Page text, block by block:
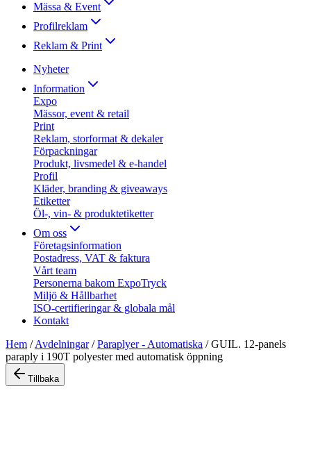
Mässa & Event
Profilreklam
Reklam & Print
Nyheter
Information
Expo
Mässor, event & retail
Print
Reklam, storformat & dekaler
Förpackningar
Produkt, livsmedel & e-handel
Profil
Kläder, branding & giveaways
Etiketter
Öl-, vin- & produktetiketter
Om oss
Företagsinformation
Postadress, VAT & faktura
Vårt team
Personerna bakom ExpoTryck
Miljö & Hållbarhet
ISO-certifieringar & globala mål
Kontakt
Hem /Avdelningar/Paraplyer - Automatiska /GUIL. 12-panels
paraply i 190T polyester med automatisk öppning
Tillbaka